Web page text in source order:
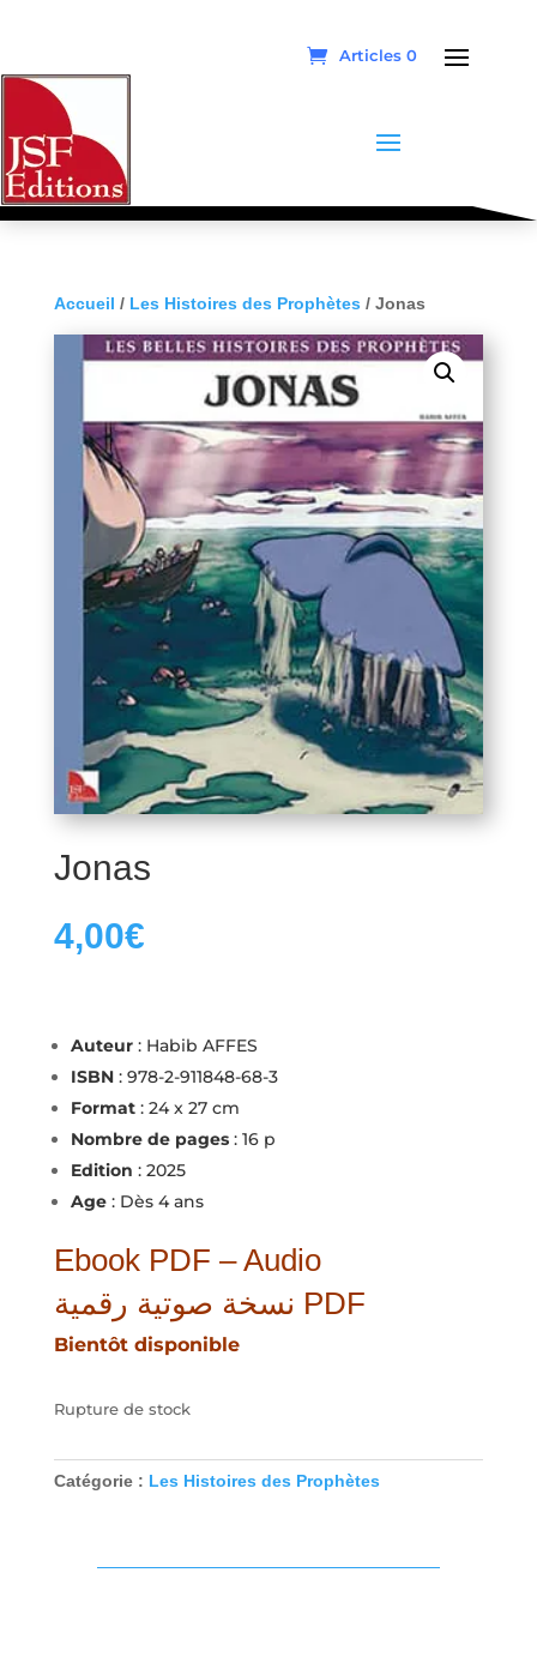
Articles 0
Accueil / Les Histoires des Prophètes / Jonas
Jonas
4,00€
Auteur: Habib AFFES
ISBN: 978-2-911848-68-3
Format: 24 x 27 cm
Nombre de pages: 16 p
Edition : 2025
Age: Dès 4 ans
Ebook PDF – Audio
نسخة صوتية رقمية PDF
Bientôt disponible
Rupture de stock
Catégorie : Les Histoires des Prophètes